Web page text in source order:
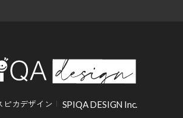
ピカデザイン SPIQA DESIGN Inc.